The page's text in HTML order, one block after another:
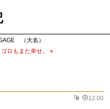
（大名）
ロもまた幸せ。 »
12:00